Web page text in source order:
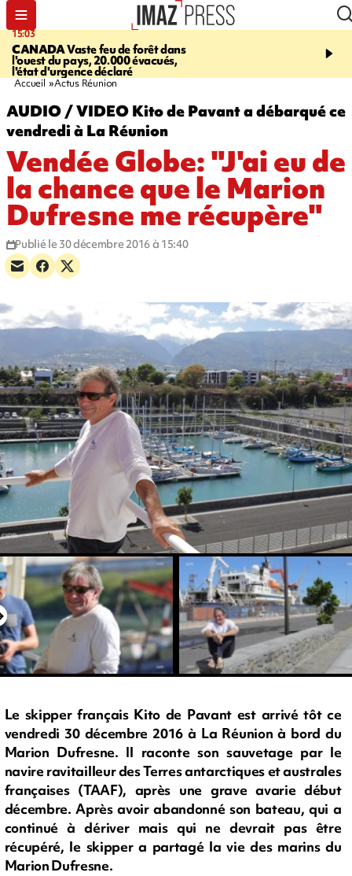
15:03
CANADAVaste feu de forêt dans
l'ouest du pays, 20.000 évacués,
l'état d'urgence déclaré
13:09
Des
font cinq morts en
Accueil Actus Réunion
AUDIO / VIDEO Kito de Pavant a débarqué ce
vendredi à La Réunion
Vendée Globe: "J'ai eu de
la chance que le Marion
Dufresne me récupère"
Publié le 30 décembre 2016 à 15:40
Le skipper français Kito de Pavant est arrivé tôt ce
vendredi 30 décembre 2016 à La Réunion à bord du
Marion Dufresne. Il raconte son sauvetage par le
navire ravitailleur des Terres antarctiques et australes
françaises (TAAF), après une grave avarie début
décembre. Après avoir abandonné son bateau, qui a
continué à dériver mais qui ne devrait pas être
récupéré, le skipper a partagé la vie des marins du
Marion Dufresne.